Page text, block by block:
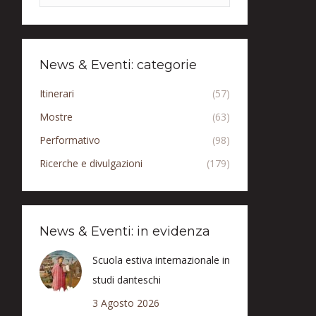
News & Eventi: categorie
Itinerari
(57)
Mostre
(63)
Performativo
(98)
Ricerche e divulgazioni
(179)
News & Eventi: in evidenza
Scuola estiva internazionale in
studi danteschi
3 Agosto 2026